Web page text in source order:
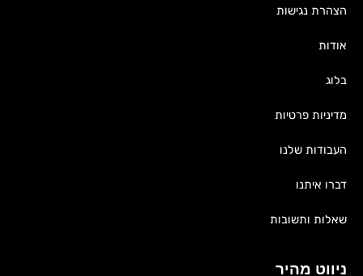
ניווט מהיר
הצהרת נגישות
אודות
בלוג
מדיניות פרטיות
העבודות שלנו
דברו איתנו
שאלות ותשובות